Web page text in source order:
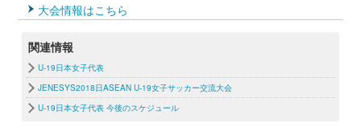
大会情報はこちら
関連情報
U-19日本女子代表
JENESYS2018日ASEAN U-19女子サッカー交流大会
U-19日本女子代表 今後のスケジュール